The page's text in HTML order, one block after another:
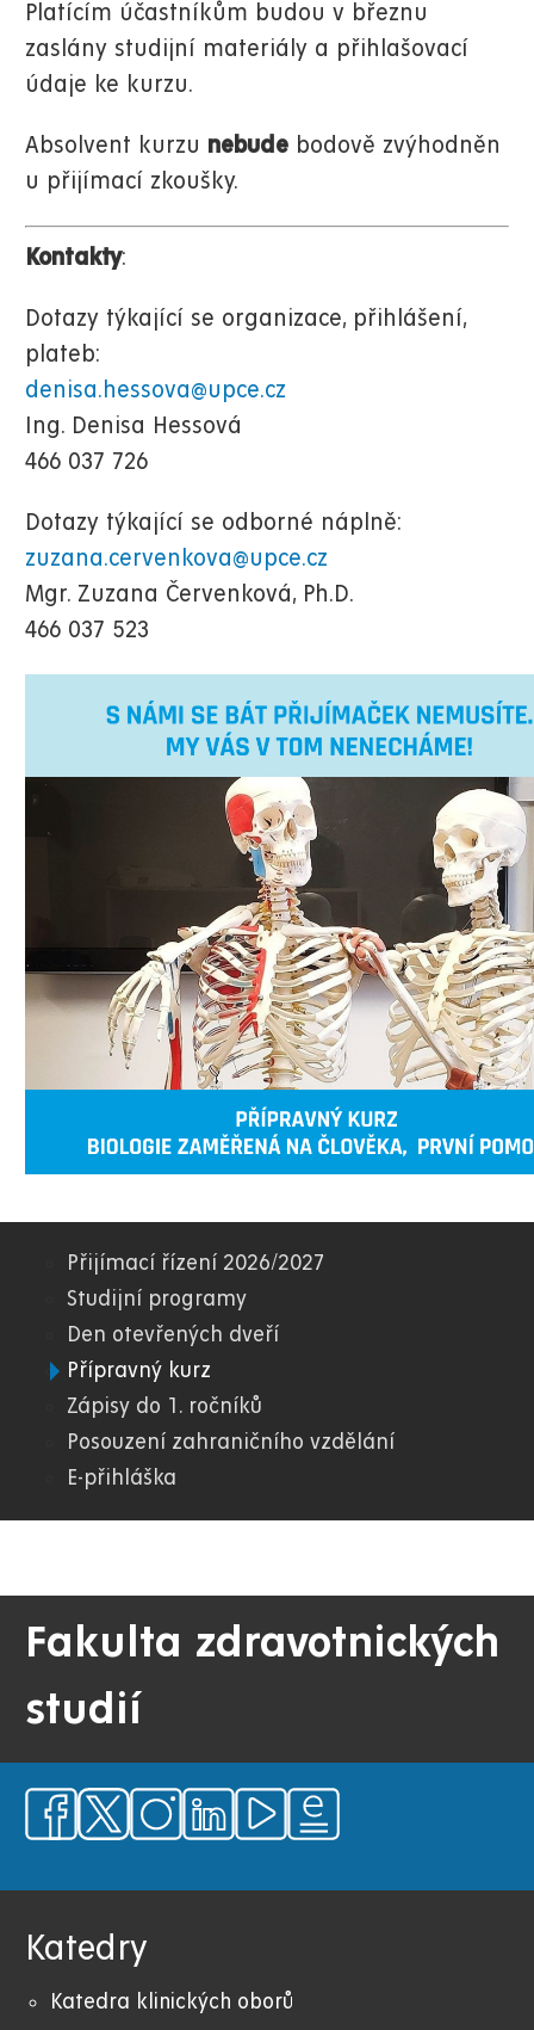
Platícím účastníkům budou v březnu
zaslány studijní materiály a přihlašovací
údaje ke kurzu.
Absolvent kurzu nebude bodově zvýhodněn
u přijímací zkoušky.
Kontakty:
Dotazy týkající se organizace, přihlášení,
plateb:
denisa.hessova@upce.cz
Ing. Denisa Hessová
466 037 726
Dotazy týkající se odborné náplně:
zuzana.cervenkova@upce.cz
Mgr. Zuzana Červenková, Ph.D.
466 037 523
08.
FZS
Přijímací řízení 2026/2027
Studijní programy
Den otevřených dveří
Přípravný kurz
Zápisy do 1. ročníků
Posouzení zahraničního vzdělání
E-přihláška
Fakulta zdravotnických
studií
Katedry
Katedra klinických oborů